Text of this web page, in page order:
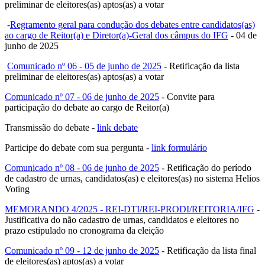
preliminar de eleitores(as) aptos(as) a votar
-Regramento geral para condução dos debates entre candidatos(as)
ao cargo de Reitor(a) e Diretor(a)-Geral dos câmpus do IFG - 04 de
junho de 2025
Comunicado nº 06 - 05 de junho de 2025 - Retificação da lista
preliminar de eleitores(as) aptos(as) a votar
Comunicado nº 07 - 06 de junho de 2025 - Convite para
participação do debate ao cargo de Reitor(a)
Transmissão do debate - link debate
Participe do debate com sua pergunta - link formulário
Comunicado nº 08 - 06 de junho de 2025 - Retificação do período
de cadastro de urnas, candidatos(as) e eleitores(as) no sistema Helios
Voting
MEMORANDO 4/2025 - REI-DTI/REI-PRODI/REITORIA/IFG -
Justificativa do não cadastro de urnas, candidatos e eleitores no
prazo estipulado no cronograma da eleição
Comunicado nº 09 - 12 de junho de 2025 - Retificação da lista final
de eleitores(as) aptos(as) a votar